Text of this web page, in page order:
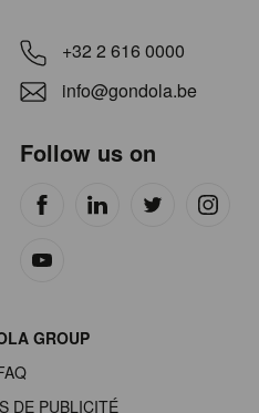
+32 2 616 0000
info@gondola.be
Follow us on
GROUP
DE PUBLICITÉ